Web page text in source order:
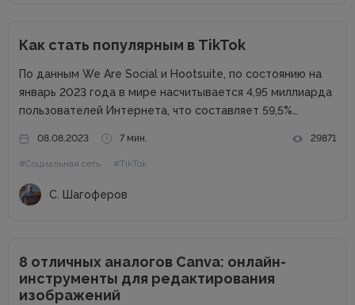
Как стать популярным в TikTok
По данным We Are Social и Hootsuite, по состоянию на
январь 2023 года в мире насчитывается 4,95 миллиарда
пользователей Интернета, что составляет 59,5%
используют социальные сети, что составляет 58,4%
населения мира. Самые популярные...
08.08.2023 7 мин. 29871
#Социальная сеть #TikTok
С. Шагоферов
8 отличных аналогов Canva: онлайн-
инструменты для редактирования
изображений